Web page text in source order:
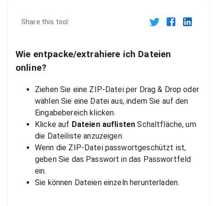
Share this tool:
Wie entpacke/extrahiere ich Dateien
online?
Ziehen Sie eine ZIP-Datei per Drag & Drop oder
wählen Sie eine Datei aus, indem Sie auf den
Eingabebereich klicken.
Klicke auf Dateien auflisten Schaltfläche, um
die Dateiliste anzuzeigen.
Wenn die ZIP-Datei passwortgeschützt ist,
geben Sie das Passwort in das Passwortfeld
ein.
Sie können Dateien einzeln herunterladen.